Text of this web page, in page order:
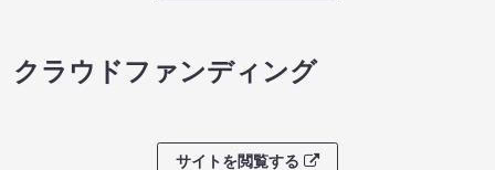
クラウドファンディング
サイトを閲覧する